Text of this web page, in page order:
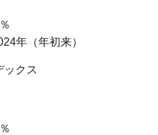
年（年初来）
ックス